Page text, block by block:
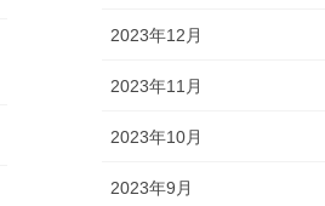
2023年12月
2023年11月
2023年10月
2023年9月